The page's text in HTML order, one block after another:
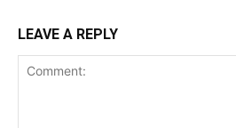
LEAVE A REPLY